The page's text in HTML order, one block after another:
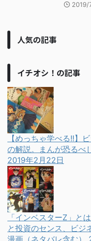
2019/
人気の記事
イチオシ！の記事
【めっちゃ学べる!!】
の解説。まんが恐るべ
2019年2月22日
「インベスターZ」と
と投資のセンス、ビジ
漫画（ネタバレ含む）